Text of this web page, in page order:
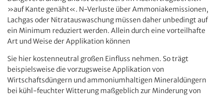
»auf Kante genäht«. N-Verluste über Ammoniakemissionen,
Lachgas oder Nitratauswaschung müssen daher unbedingt auf
ein Minimum reduziert werden. Allein durch eine vorteilhafte
Art und Weise der Applikation können
Sie hier kostenneutral großen Einfluss nehmen. So trägt
beispielsweise die vorzugsweise Applikation von
Wirtschaftsdüngern und ammoniumhaltigen Mineraldüngern
bei kühl-feuchter Witterung maßgeblich zur Minderung von